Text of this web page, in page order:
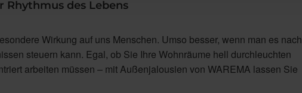
Rhythmus des Lebens
Wirkung auf uns Menschen. Umso besser, wenn man es nach
steuern kann. Egal, ob Sie Ihre Wohnräume hell durchleuchten
arbeiten müssen – mit Außenjalousien von WAREMA lassen Sie